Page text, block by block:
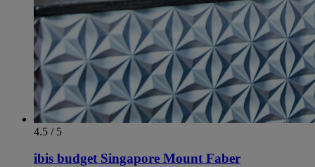
4.5 / 5
ibis budget Singapore Mount Faber